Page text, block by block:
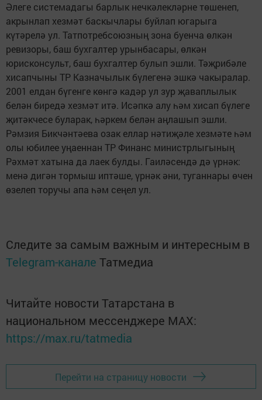
Әлеге системадагы барлык нечкәлекләрне төшенеп,
акрынлап хезмәт баскычлары буйлап югарыга
күтәрелә ул. Татпотребсоюзның зона буенча өлкән
ревизоры, баш бухгалтер урынбасары, өлкән
юрисконсульт, баш бухгалтер булып эшли. Тәҗрибәле
хисапчыны ТР Казначылык бүлегенә эшкә чакыралар.
2001 елдан бүгенге көнгә кадәр ул зур җаваплылык
белән биредә хезмәт итә. Исәпкә алу һәм хисап бүлеге
җитәкчесе буларак, һәркем белән аңлашып эшли.
Рәмзия Бикчәнтәева озак еллар нәтиҗәле хезмәте һәм
олы юбилее уңаеннан ТР Финанс министрлыгының
Рәхмәт хатына да лаек булды. Гаиләсендә дә үрнәк:
менә дигән тормыш иптәше, үрнәк әни, туганнары өчен
өзелеп торучы апа һәм сеңел ул.
Следите за самым важным и интересным в
Telegram-канале Татмедиа
Читайте новости Татарстана в
национальном мессенджере MАХ:
https://max.ru/tatmedia
Перейти на страницу новости